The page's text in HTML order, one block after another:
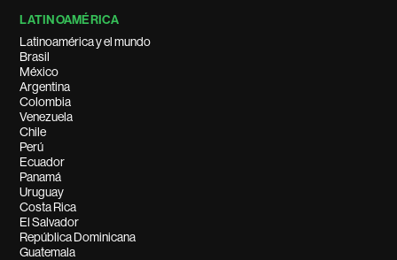
LATINOAMÉRICA
Latinoamérica y el mundo
Brasil
México
Argentina
Colombia
Venezuela
Chile
Perú
Ecuador
Panamá
Uruguay
Costa Rica
El Salvador
República Dominicana
Guatemala